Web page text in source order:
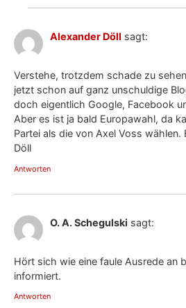
Alexander Döll sagt:
Verstehe, trotzdem schade zu
jetzt schon auf ganz unschuldige
doch eigentlich Google, Facebook
Aber es ist ja bald Europawahl, da
Partei als die von Axel Voss wählen.
Döll
Antworten
O. A. Schegulski sagt:
Hört sich wie eine faule Ausrede an
informiert.
Antworten